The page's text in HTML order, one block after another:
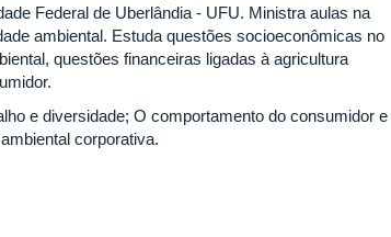
Federal de Uberlândia - UFU. Ministra aulas na
ambiental. Estuda questões socioeconômicas no
questões financeiras ligadas à agricultura
e diversidade; O comportamento do consumidor e
corporativa.